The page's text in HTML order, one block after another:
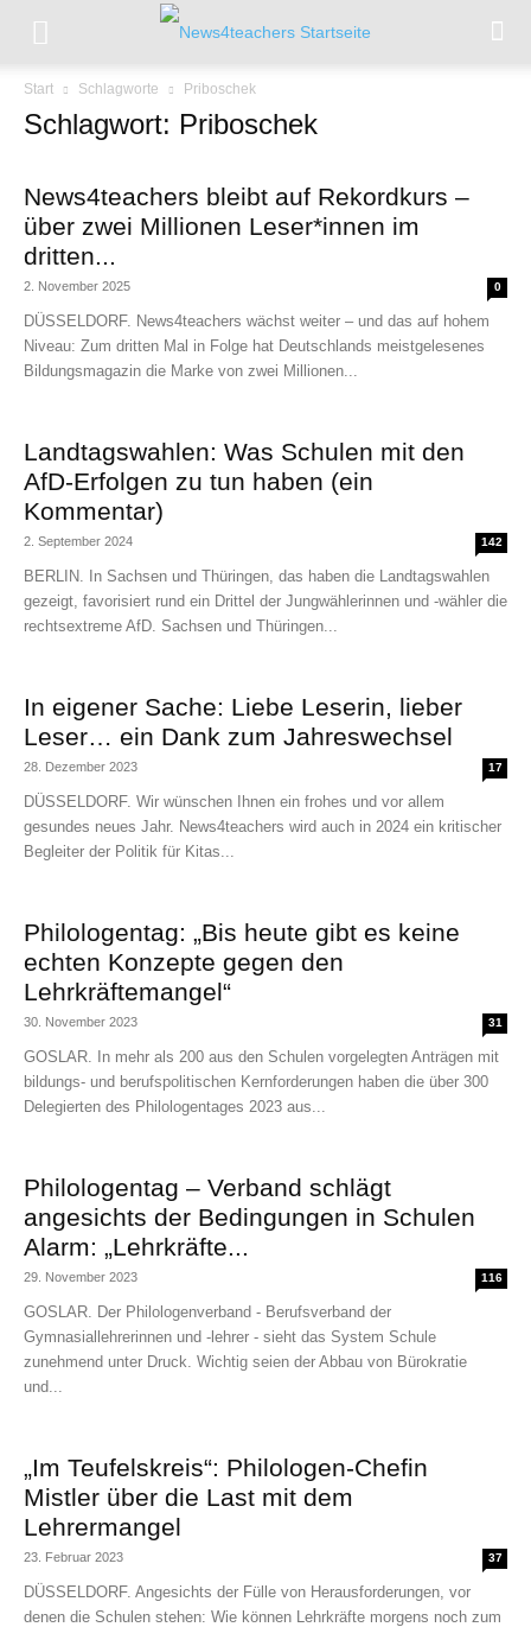
Start Schlagworte Priboschek
Schlagwort: Priboschek
News4teachers bleibt auf Rekordkurs –
über zwei Millionen Leser*innen im
dritten...
2. November 2025 0
DÜSSELDORF. News4teachers wächst weiter – und das auf hohem
Niveau: Zum dritten Mal in Folge hat Deutschlands meistgelesenes
Bildungsmagazin die Marke von zwei Millionen...
Landtagswahlen: Was Schulen mit den
AfD-Erfolgen zu tun haben (ein
Kommentar)
2. September 2024 142
BERLIN. In Sachsen und Thüringen, das haben die Landtagswahlen
gezeigt, favorisiert rund ein Drittel der Jungwählerinnen und -wähler die
rechtsextreme AfD. Sachsen und Thüringen...
In eigener Sache: Liebe Leserin, lieber
Leser… ein Dank zum Jahreswechsel
28. Dezember 2023 17
DÜSSELDORF. Wir wünschen Ihnen ein frohes und vor allem
gesundes neues Jahr. News4teachers wird auch in 2024 ein kritischer
Begleiter der Politik für Kitas...
Philologentag: „Bis heute gibt es keine
echten Konzepte gegen den
Lehrkräftemangel“
30. November 2023 31
GOSLAR. In mehr als 200 aus den Schulen vorgelegten Anträgen mit
bildungs- und berufspolitischen Kernforderungen haben die über 300
Delegierten des Philologentages 2023 aus...
Philologentag – Verband schlägt
angesichts der Bedingungen in Schulen
Alarm: „Lehrkräfte...
29. November 2023 116
GOSLAR. Der Philologenverband - Berufsverband der
Gymnasiallehrerinnen und -lehrer - sieht das System Schule
zunehmend unter Druck. Wichtig seien der Abbau von Bürokratie
und...
„Im Teufelskreis“: Philologen-Chefin
Mistler über die Last mit dem
Lehrermangel
23. Februar 2023 37
DÜSSELDORF. Angesichts der Fülle von Herausforderungen, vor
denen die Schulen stehen: Wie können Lehrkräfte morgens noch zum